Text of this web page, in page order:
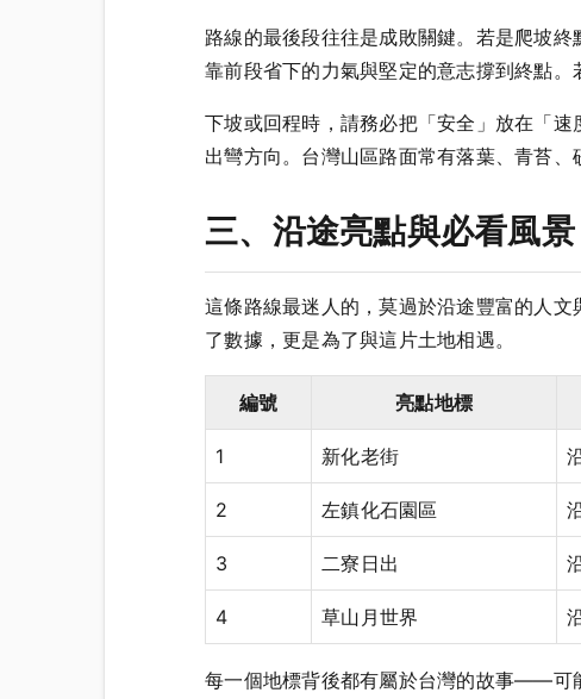
路線的最後段往往是成敗關鍵。若是爬坡
靠前段省下的力氣與堅定的意志撐到終點。
下坡或回程時，請務必把「安全」放在「
出彎方向。台灣山區路面常有落葉、青苔、
三、沿途亮點與必看風景
這條路線最迷人的，莫過於沿途豐富的人
了數據，更是為了與這片土地相遇。
編號 亮點地標
1 新化老街
2 左鎮化石園區
3 二寮日出
4 草山月世界
每一個地標背後都有屬於台灣的故事——可